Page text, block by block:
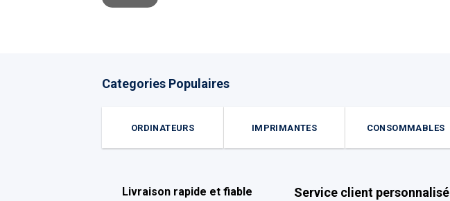
Categories Populaires
ORDINATEURS IMPRIMANTES CONSOMMABLES
Livraison rapide et fiable Service client personnalisé